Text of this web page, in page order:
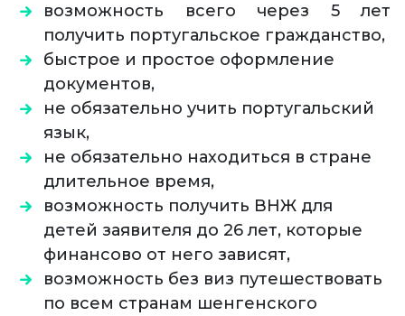
возможность всего через 5 лет
получить португальское гражданство,
быстрое и простое оформление
документов,
не обязательно учить португальский
язык,
не обязательно находиться в стране
длительное время,
возможность получить ВНЖ для
детей заявителя до 26 лет, которые
финансово от него зависят,
возможность без виз путешествовать
по всем странам шенгенского